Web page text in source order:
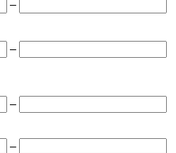
–
–
–
–